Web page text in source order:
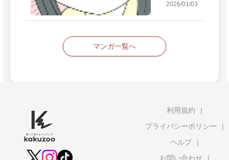
2026/01/03
マンガ一覧へ
利用規約
プライバシーポリシー
ヘルプ
お問い合わせ